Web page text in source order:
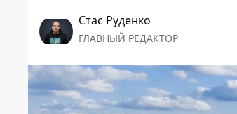
Стаc Руденко
ГЛАВНЫЙ РЕДАКТОР